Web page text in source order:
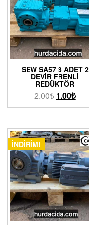
SEW SA57 3 ADET 2
DEVIR FRENLI
REDÜKTÖR
2.00₺ 1.00₺
İNDIRIM!